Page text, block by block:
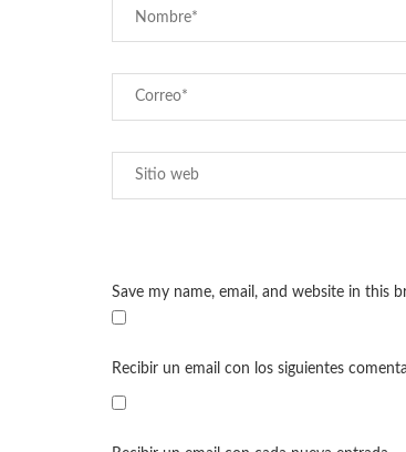
Save my name, email, and website in this
Recibir un email con los siguientes